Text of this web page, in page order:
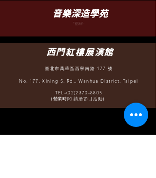
​音樂深造學苑
西門紅樓展演館
臺北市萬華區西寧南路 177 號
No. 177, Xining S. Rd., Wanhua District, Taipei
TEL-(02)2370-8805
（營業時間 請洽節目活動）